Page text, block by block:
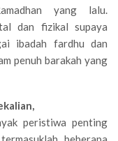
yang lalu.
dan fizikal supaya
ibadah fardhu dan
penuh barakah yang
peristiwa penting